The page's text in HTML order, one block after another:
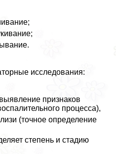
исследования:
признаков
процесса),
(точное определение
степень и стадию